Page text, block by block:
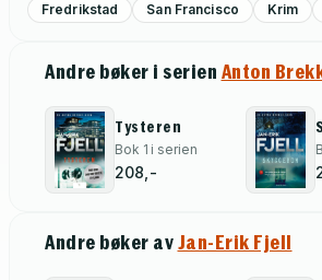
Fredrikstad San Francisco Krim
Andre bøker i serien Anton
Tysteren
Bok 1 i serien
208,-
Andre bøker avJan-Erik Fjell